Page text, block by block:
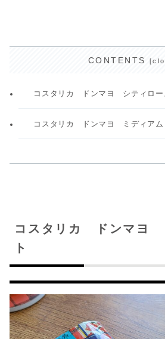
CONTENTS
コスタリカ ドンマヨ シティロー
コスタリカ ドンマヨ ミディアム
コスタリカ ドンマヨ
ト